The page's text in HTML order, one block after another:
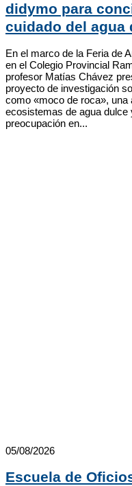
didymo para
cuidado del agua
En el marco de la Feria de
en el Colegio Provincial
profesor Matías Chávez
proyecto de investigación
como «moco de roca», una
ecosistemas de agua
preocupación en...
05/08/2026
Escuela de